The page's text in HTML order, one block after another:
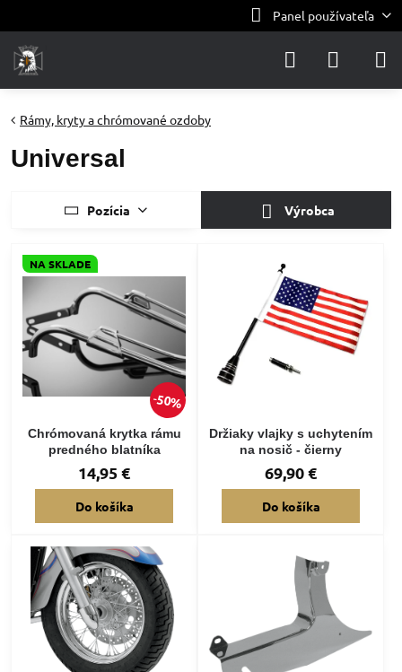
Panel používateľa
Rámy, kryty a chrómované ozdoby
Universal
Pozícia Výrobca
50%
NA SKLADE
Chrómovaná krytka rámu
predného blatníka
14,95 €
Do košíka
Držiaky vlajky s uchytením
na nosič - čierny
69,90 €
Do košíka